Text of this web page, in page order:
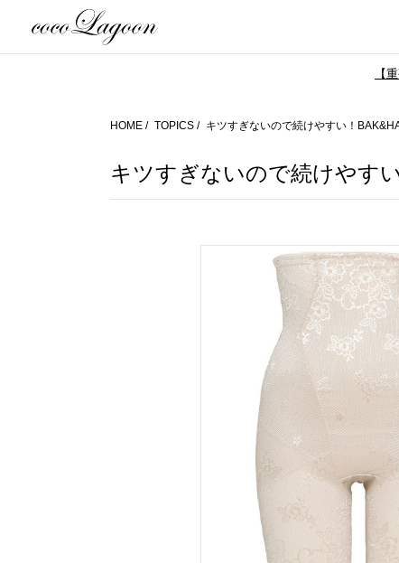
【
HOME TOPICS キツすぎないので続けやすい！
キツすぎないので続けやす